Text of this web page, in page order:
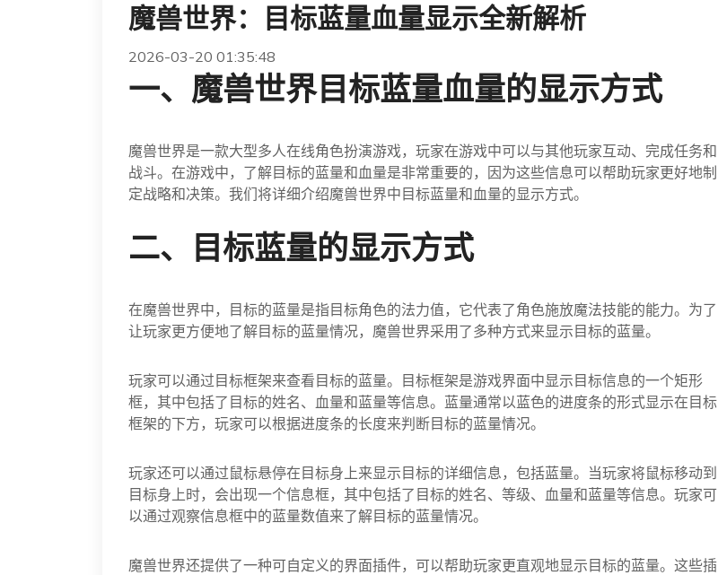
魔兽世界：目标蓝量血量显示全新解析
2026-03-20 01:35:48
一、魔兽世界目标蓝量血量的显示方式
魔兽世界是一款大型多人在线角色扮演游戏，玩家在游戏中可以与其他玩家互动、完成任务和
战斗。在游戏中，了解目标的蓝量和血量是非常重要的，因为这些信息可以帮助玩家更好地制
定战略和决策。我们将详细介绍魔兽世界中目标蓝量和血量的显示方式。
二、目标蓝量的显示方式
在魔兽世界中，目标的蓝量是指目标角色的法力值，它代表了角色施放魔法技能的能力。为了
让玩家更方便地了解目标的蓝量情况，魔兽世界采用了多种方式来显示目标的蓝量。
玩家可以通过目标框架来查看目标的蓝量。目标框架是游戏界面中显示目标信息的一个矩形
框，其中包括了目标的姓名、血量和蓝量等信息。蓝量通常以蓝色的进度条的形式显示在目标
框架的下方，玩家可以根据进度条的长度来判断目标的蓝量情况。
玩家还可以通过鼠标悬停在目标身上来显示目标的详细信息，包括蓝量。当玩家将鼠标移动到
目标身上时，会出现一个信息框，其中包括了目标的姓名、等级、血量和蓝量等信息。玩家可
以通过观察信息框中的蓝量数值来了解目标的蓝量情况。
魔兽世界还提供了一种可自定义的界面插件，可以帮助玩家更直观地显示目标的蓝量。这些插